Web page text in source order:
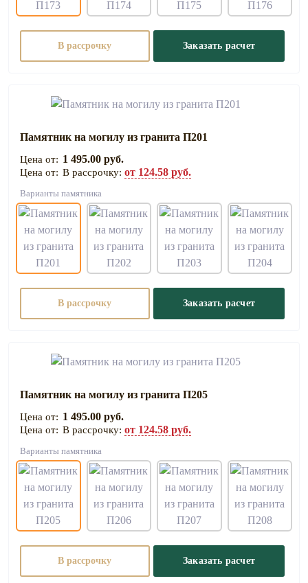
В рассрочку Заказать расчет
Памятник на могилу из гранита П201
1 495.00 руб.
В рассрочку: от 124.58 руб.
Варианты памятника
В рассрочку Заказать расчет
Памятник на могилу из гранита П205
1 495.00 руб.
В рассрочку: от 124.58 руб.
Варианты памятника
В рассрочку Заказать расчет